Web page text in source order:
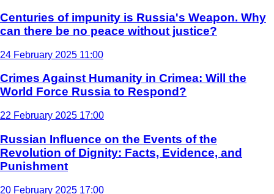
Centuries of impunity is Russia's Weapon. Why
can there be no peace without justice?
24 February 2025 11:00
Crimes Against Humanity in Crimea: Will the
World Force Russia to Respond?
22 February 2025 17:00
Russian Influence on the Events of the
Revolution of Dignity: Facts, Evidence, and
Punishment
20 February 2025 17:00